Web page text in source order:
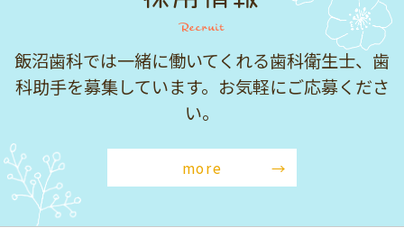
Recruit
飯沼歯科では一緒に働いてくれる歯科衛生士、歯
科助手を募集しています。お気軽にご応募くださ
い。
more